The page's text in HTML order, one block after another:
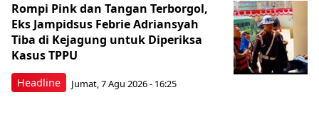
Headline
Rompi Pink dan Tangan Terborgol,
Eks Jampidsus Febrie Adriansyah
Tiba di Kejagung untuk Diperiksa
Kasus TPPU
Jumat, 7 Agu 2026 - 16:25